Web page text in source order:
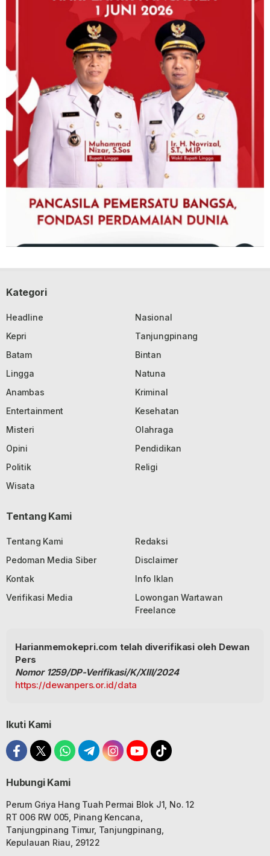
Kategori
Headline
Nasional
Kepri
Tanjungpinang
Batam
Bintan
Lingga
Natuna
Anambas
Kriminal
Entertainment
Kesehatan
Misteri
Olahraga
Opini
Pendidikan
Politik
Religi
Wisata
Tentang Kami
Tentang Kami
Redaksi
Pedoman Media Siber
Disclaimer
Kontak
Info Iklan
Verifikasi Media
Lowongan Wartawan
Freelance
Harianmemokepri.com telah diverifikasi oleh Dewan
Pers
Nomor 1259/DP-Verifikasi/K/XIII/2024
https://dewanpers.or.id/data
Ikuti Kami
Hubungi Kami
Perum Griya Hang Tuah Permai Blok J1, No. 12
RT 006 RW 005, Pinang Kencana,
Tanjungpinang Timur, Tanjungpinang,
Kepulauan Riau, 29122